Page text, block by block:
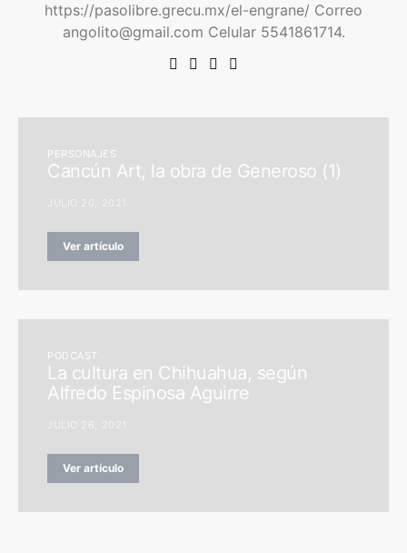
https://pasolibre.grecu.mx/el-engrane/ Correo
angolito@gmail.com Celular 5541861714.
PERSONAJES
Cancún Art, la obra de Generoso (1)
JULIO 20, 2021
Ver artículo
PODCAST
La cultura en Chihuahua, según
Alfredo Espinosa Aguirre
JULIO 26, 2021
Ver artículo